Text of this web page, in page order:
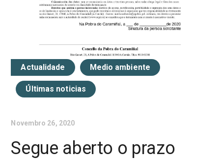
Actualidade Medio ambiente
Últimas noticias
Novembro 26, 2020
Segue aberto o prazo